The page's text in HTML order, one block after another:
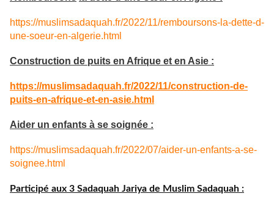
https://muslimsadaquah.fr/2022/11/remboursons-la-dette-d-
une-soeur-en-algerie.html
Construction de puits en Afrique et en Asie :
https://muslimsadaquah.fr/2022/11/construction-de-
puits-en-afrique-et-en-asie.html
Aider un enfants à se soignée :
https://muslimsadaquah.fr/2022/07/aider-un-enfants-a-se-
soignee.html
Participé aux 3 Sadaquah Jariya de Muslim Sadaquah :